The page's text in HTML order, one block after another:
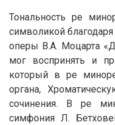
Тональность ре
символикой
оперы В.А. Моцарта
мог воспринять и
который в ре
органа,
сочинения. В ре
симфония Л.